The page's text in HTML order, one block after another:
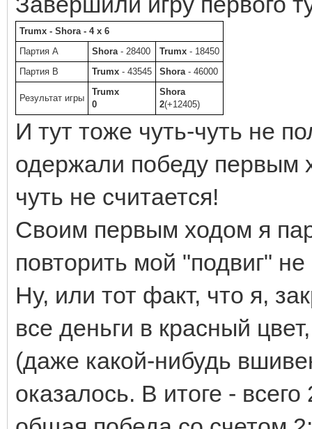
Trumx - Shora - 4 x 6
Партия A
Shora - 28400 Trumx - 18450
Партия B
Trumx - 43545 Shora - 46000
Результат игры
Trumx
0
Shora
2(+12405)
И тут тоже чуть-чуть не
одержали победу первым
чуть не считается!
Своим первым ходом я
повторить мой "подвиг"
Ну, или тот факт, что я,
все деньги в красный
(даже какой-нибудь
оказалось. В итоге -